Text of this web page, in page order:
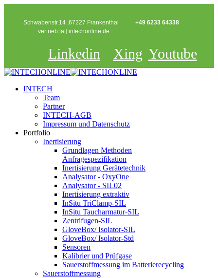
Schwabenstr.14 ,67227 Frankenthal
+49 6233 64338
vertrieb [at] intechonline.de
Linkedin Xing Youtube
INTECH
Team
Partner
INTECH-AGB
Impressum und Datenschutz
Portfolio
Inertisierung
Grundlagen Methoden
Anfragespezifikation
Inertisierung Gerätetechnik
Analysator - OxyOne
Analysator - SIL02
Inertisierung extraktiv
InSitu TriClamp-SIL
InSitu Taucharmatur-SIL
Zentrifugen-SIL
GloveBox/ Isolator-SIL
GloveBox/ Isolator-Std
Sensoren
Kalibrier und Prüfgase
Sauerstoffmessung im Batterierecycling
Sauerstoffmessung